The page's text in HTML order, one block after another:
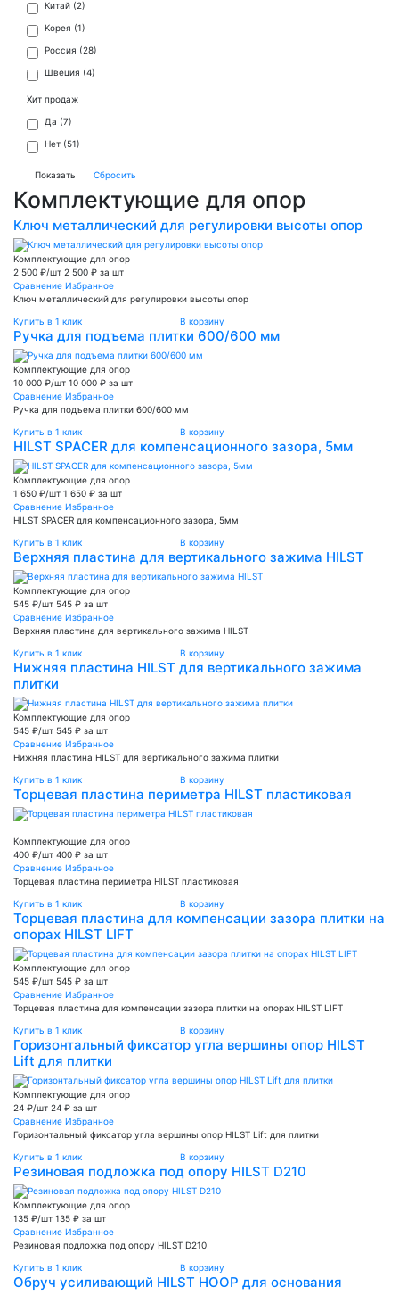
Китай (2)
Корея (1)
Россия (28)
Швеция (4)
Хит продаж
Да (7)
Нет (51)
Комплектующие для опор
Ключ металлический для регулировки высоты опор
Комплектующие для опор
2 500 ₽/шт 2 500 ₽ за шт
Сравнение Избранное
Ключ металлический для регулировки высоты опор
Купить в 1 клик В корзину
Ручка для подъема плитки 600/600 мм
Комплектующие для опор
10 000 ₽/шт 10 000 ₽ за шт
Сравнение Избранное
Ручка для подъема плитки 600/600 мм
Купить в 1 клик В корзину
HILST SPACER для компенсационного зазора, 5мм
Комплектующие для опор
1 650 ₽/шт 1 650 ₽ за шт
Сравнение Избранное
HILST SPACER для компенсационного зазора, 5мм
Купить в 1 клик В корзину
Верхняя пластина для вертикального зажима HILST
Комплектующие для опор
545 ₽/шт 545 ₽ за шт
Сравнение Избранное
Верхняя пластина для вертикального зажима HILST
Купить в 1 клик В корзину
Нижняя пластина HILST для вертикального зажима
плитки
Комплектующие для опор
545 ₽/шт 545 ₽ за шт
Сравнение Избранное
Нижняя пластина HILST для вертикального зажима плитки
Купить в 1 клик В корзину
Торцевая пластина периметра HILST пластиковая
Комплектующие для опор
400 ₽/шт 400 ₽ за шт
Сравнение Избранное
Торцевая пластина периметра HILST пластиковая
Купить в 1 клик В корзину
Торцевая пластина для компенсации зазора плитки на
опорах HILST LIFT
Комплектующие для опор
545 ₽/шт 545 ₽ за шт
Сравнение Избранное
Торцевая пластина для компенсации зазора плитки на опорах HILST LIFT
Купить в 1 клик В корзину
Горизонтальный фиксатор угла вершины опор HILST
Lift для плитки
Комплектующие для опор
24 ₽/шт 24 ₽ за шт
Сравнение Избранное
Горизонтальный фиксатор угла вершины опор HILST Lift для плитки
Купить в 1 клик В корзину
Резиновая подложка под опору HILST D210
Комплектующие для опор
135 ₽/шт 135 ₽ за шт
Сравнение Избранное
Резиновая подложка под опору HILST D210
Купить в 1 клик В корзину
Обруч усиливающий HILST HOOP для основания